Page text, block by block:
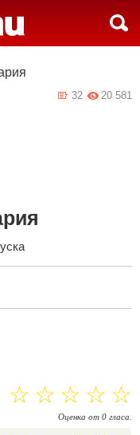
20 581
32
☆
☆
☆
☆
☆
Оценка от 0 гласа.